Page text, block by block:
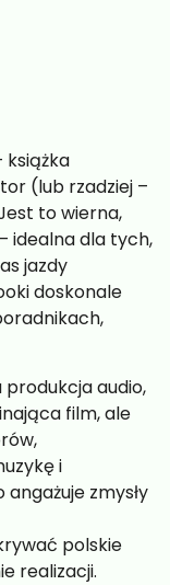
książka
(lub rzadziej –
to wierna,
idealna dla tych,
jazdy
doskonale
produkcja audio,
film, ale
i
zmysły
polskie
realizacji.